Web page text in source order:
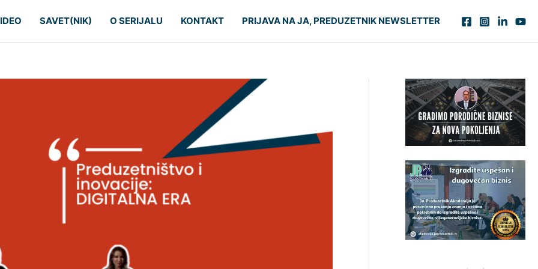
SAVET(NIK) O SERIJALU KONTAKT PRIJAVA NA JA, PREDUZETNIK NEWSLETTER